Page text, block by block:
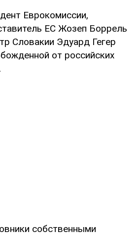
Еврокомиссии,
ЕС Жозеп Боррель
Словакии Эдуард Гегер
от российских
собственными